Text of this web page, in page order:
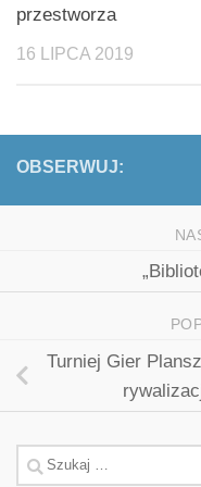
przestworza
16 LIPCA 2019
OBSERWUJ:
Turniej Gier
Szukaj: